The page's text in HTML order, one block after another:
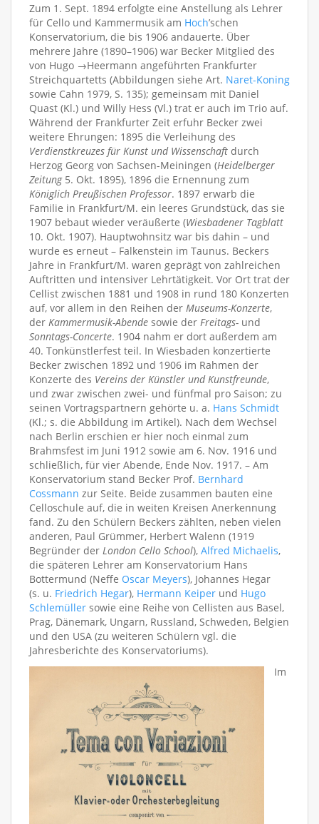
Zum 1. Sept. 1894 erfolgte eine Anstellung als Lehrer
für Cello und Kammermusik am Hoch’schen
Konservatorium, die bis 1906 andauerte. Über
mehrere Jahre (1890–1906) war Becker Mitglied des
von Hugo →Heermann angeführten Frankfurter
Streichquartetts (Abbildungen siehe Art. Naret-Koning
sowie Cahn 1979, S. 135); gemeinsam mit Daniel
Quast (Kl.) und Willy Hess (Vl.) trat er auch im Trio auf.
Während der Frankfurter Zeit erfuhr Becker zwei
weitere Ehrungen: 1895 die Verleihung des
Verdienstkreuzes für Kunst und Wissenschaft durch
Herzog Georg von Sachsen-Meiningen (Heidelberger
Zeitung5. Okt. 1895), 1896 die Ernennung zum
Königlich Preußischen Professor. 1897 erwarb die
Familie in Frankfurt/M. ein leeres Grundstück, das sie
1907 bebaut wieder veräußerte (Wiesbadener Tagblatt
10. Okt. 1907). Hauptwohnsitz war bis dahin – und
wurde es erneut – Falkenstein im Taunus. Beckers
Jahre in Frankfurt/M. waren geprägt von zahlreichen
Auftritten und intensiver Lehrtätigkeit. Vor Ort trat der
Cellist zwischen 1881 und 1908 in rund 180 Konzerten
auf, vor allem in den Reihen der Museums-Konzerte,
der Kammermusik-Abende sowie der Freitags- und
Sonntags-Concerte. 1904 nahm er dort außerdem am
40. Tonkünstlerfest teil. In Wiesbaden konzertierte
Becker zwischen 1892 und 1906 im Rahmen der
Konzerte des Vereins der Künstler und Kunstfreunde,
und zwar zwischen zwei- und fünfmal pro Saison; zu
seinen Vortragspartnern gehörte u. a. Hans Schmidt
(Kl.; s. die Abbildung im Artikel). Nach dem Wechsel
nach Berlin erschien er hier noch einmal zum
Brahmsfest im Juni 1912 sowie am 6. Nov. 1916 und
schließlich, für vier Abende, Ende Nov. 1917. – Am
Konservatorium stand Becker Prof. Bernhard
Cossmann zur Seite. Beide zusammen bauten eine
Celloschule auf, die in weiten Kreisen Anerkennung
fand. Zu den Schülern Beckers zählten, neben vielen
anderen, Paul Grümmer, Herbert Walenn (1919
Begründer der London Cello School), Alfred Michaelis,
die späteren Lehrer am Konservatorium Hans
Bottermund (Neffe Oscar Meyers), Johannes Hegar
(s. u. Friedrich Hegar), Hermann Keiper und Hugo
Schlemüller sowie eine Reihe von Cellisten aus Basel,
Prag, Dänemark, Ungarn, Russland, Schweden, Belgien
und den USA (zu weiteren Schülern vgl. die
Jahresberichte des Konservatoriums).
Im